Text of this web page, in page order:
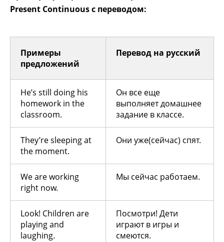
Present Continuous с переводом:
Примеры
предложений
Перевод на русский
He’s still doing his
homework in the
classroom.
Он все еще
выполняет домашнее
задание в классе.
They’re sleeping at
the moment.
Они уже(сейчас) спят.
We are working
right now.
Мы сейчас работаем.
Look! Children are
playing and
laughing.
Посмотри! Дети
играют в игры и
смеются.